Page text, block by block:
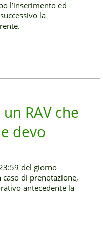
l’inserimento ed
la
RAV che
devo
del giorno
di prenotazione,
antecedente la